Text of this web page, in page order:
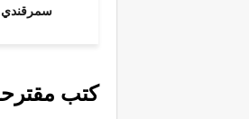
سمرقندي
كتب